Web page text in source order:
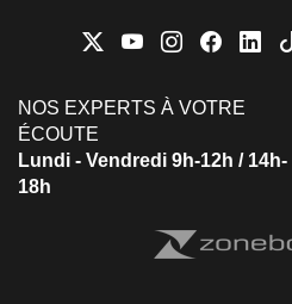
NOS EXPERTS À VOTRE
ÉCOUTE
Lundi - Vendredi 9h-12h / 14h-
18h